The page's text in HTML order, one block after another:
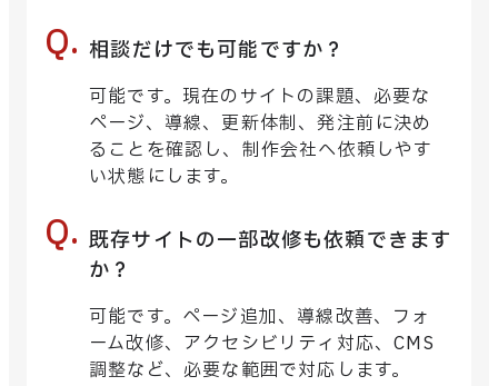
相談だけでも可能ですか？
可能です。現在のサイトの課題、必要な
ページ、導線、更新体制、発注前に決め
ることを確認し、制作会社へ依頼しやす
い状態にします。
既存サイトの一部改修も依頼できます
か？
可能です。ページ追加、導線改善、フォ
ーム改修、アクセシビリティ対応、CMS
調整など、必要な範囲で対応します。